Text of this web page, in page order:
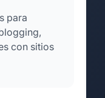
para
con sitios